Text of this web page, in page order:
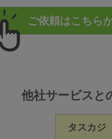
他社サービスと
タスカジ